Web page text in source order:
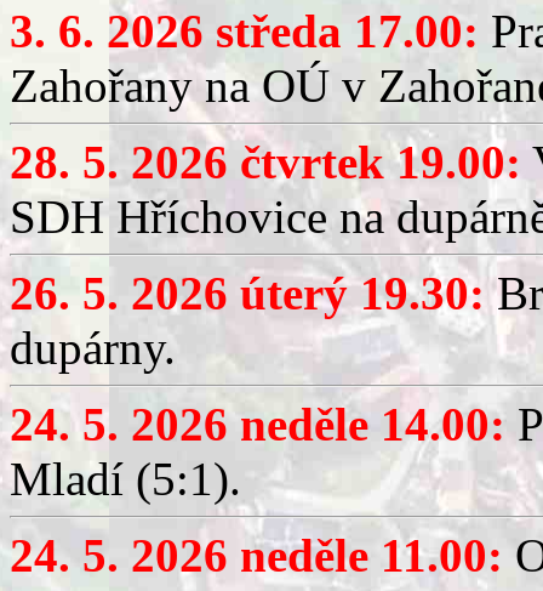
3. 6. 2026 středa 17.00:
Zahořany na OÚ v
28. 5. 2026 čtvrtek 19.00:
SDH Hříchovice na
26. 5. 2026 úterý 19.30:
dupárny.
24. 5. 2026 neděle 14.00:
Mladí (5:1).
24. 5. 2026 neděle 11.00: